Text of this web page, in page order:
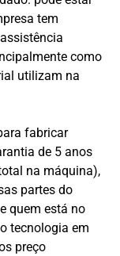
tem
como
utilizam na
fabricar
de 5 anos
na máquina),
partes do
quem está no
tecnologia em
preço